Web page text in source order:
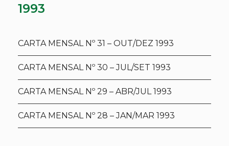
1993
CARTA MENSAL Nº 31 – OUT/DEZ 1993
CARTA MENSAL Nº 30 – JUL/SET 1993
CARTA MENSAL Nº 29 – ABR/JUL 1993
CARTA MENSAL Nº 28 – JAN/MAR 1993